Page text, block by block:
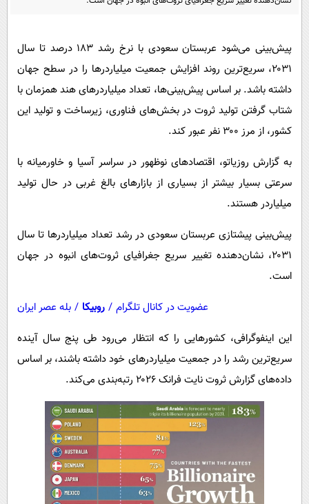
سرگرمی
گوناگون
حوادث
محیط زیست
فرهنگی
بین الملل
حیات وحش
سیاست خارجی
پیامک
آشپزی
پیش‌بینی می‌شود عربستان سعودی با نرخ رشد ۱۸۳ درصد تا سال
۲۰۳۱، سریع‌ترین روند افزایش جمعیت میلیاردرها را در سطح جهان
داشته باشد. بر اساس پیش‌بینی‌ها، تعداد میلیاردرهای هند همزمان با
شتاب گرفتن تولید ثروت در بخش‌های فناوری، زیرساخت و تولید این
کشور، از مرز ۳۰۰ نفر عبور کند.
به گزارش روزیاتو، اقتصادهای نوظهور در سراسر آسیا و خاورمیانه با
سرعتی بسیار بیشتر از بسیاری از بازارهای بالغ غربی در حال تولید
میلیاردر هستند.
پیش‌بینی پیشتازی عربستان سعودی در رشد تعداد میلیاردرها تا سال
۲۰۳۱، نشان‌دهنده تغییر سریع جغرافیای ثروت‌های انبوه در جهان
است.
عضویت در کانال تلگرام / روبیکا / بله عصر ایران
این اینفوگرافی، کشورهایی را که انتظار می‌رود طی پنج سال آینده
سریع‌ترین رشد را در جمعیت میلیاردرهای خود داشته باشند، بر اساس
داده‌های گزارش ثروت نایت فرانک ۲۰۲۶ رتبه‌بندی می‌کند.